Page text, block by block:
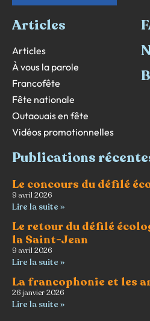
Articles
Articles
À vous la parole
Francofête
Fête nationale
Outaouais en fête
Vidéos promotionnelles
Publications
Le concours du défilé
9 avril 2026
Lire la suite »
Le retour du défilé
la Saint-Jean
9 avril 2026
Lire la suite »
La francophonie et les
26 janvier 2026
Lire la suite »